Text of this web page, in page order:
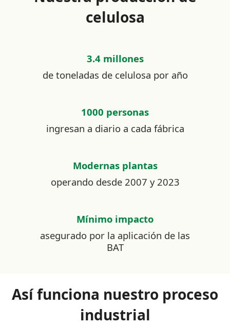
celulosa
3.4 millones
de toneladas de celulosa por año
1000 personas
ingresan a diario a cada fábrica
Modernas plantas
operando desde 2007 y 2023
Mínimo impacto
asegurado por la aplicación de las
BAT
Así funciona nuestro proceso
industrial